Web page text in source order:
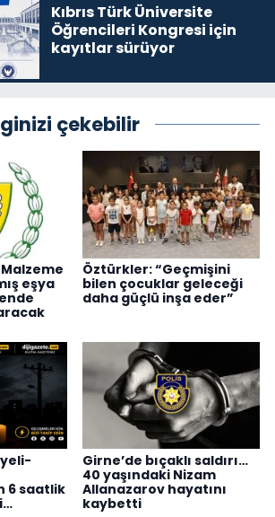
Kıbrıs Türk Üniversite
Öğrencileri Kongresi için
kayıtlar sürüyor
çekebilir
eşya
Öztürkler: “Geçmişini
bilen çocuklar geleceği
daha güçlü inşa eder”
6 saatlik
Girne’de bıçaklı saldırı…
40 yaşındaki Nizam
Allanazarov hayatını
kaybetti